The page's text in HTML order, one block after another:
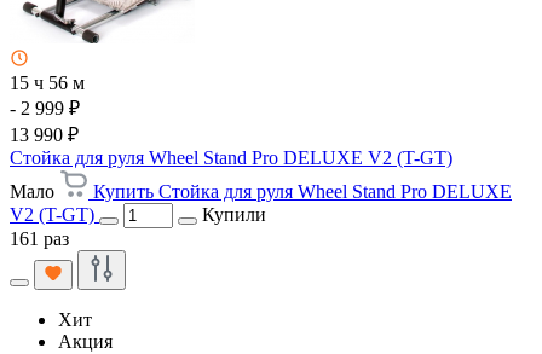
15 ч 56 м
- 2 999 ₽
13 990 ₽
Стойка для руля Wheel Stand Pro DELUXE V2 (T-GT)
Мало
Купить Стойка для руля Wheel Stand Pro DELUXE
V2 (T-GT)
Купили
161 раз
Хит
Акция